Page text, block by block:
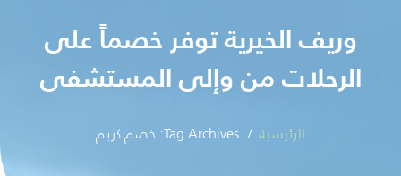
وريف الخيرية توفر خصماً على
الرحلات من وإلى المستشفى
الرئيسية Tag Archives: خصم كريم